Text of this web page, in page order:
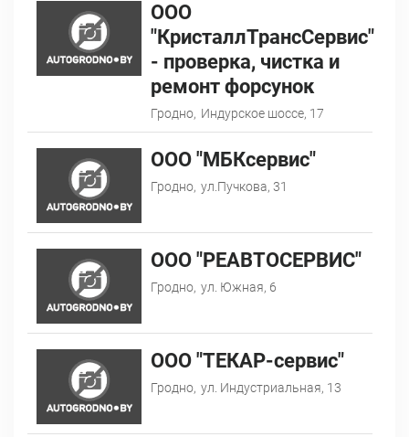
ООО
"КристаллТрансСервис"
- проверка, чистка и
ремонт форсунок
Гродно, Индурское шоссе, 17
ООО "МБКсервис"
Гродно, ул.Пучкова, 31
ООО "РЕАВТОСЕРВИС"
Гродно, ул. Южная, 6
ООО "ТЕКАР-сервис"
Гродно, ул. Индустриальная, 13